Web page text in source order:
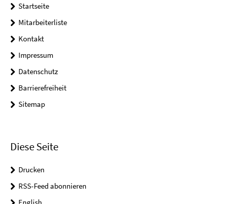
Startseite
Mitarbeiterliste
Kontakt
Impressum
Datenschutz
Barrierefreiheit
Sitemap
Diese Seite
Drucken
RSS-Feed abonnieren
English